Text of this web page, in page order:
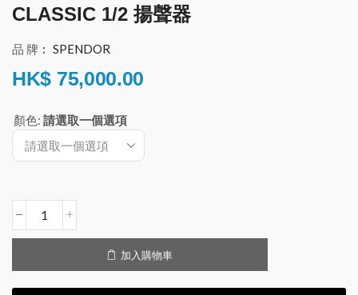
CLASSIC 1/2 揚聲器
品 牌︰ SPENDOR
HK$ 75,000.00
顏色: 請選取一個選項
加入購物車